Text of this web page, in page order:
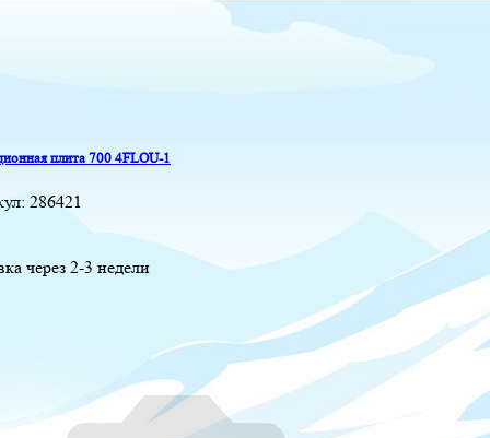
плита 700 4FLOU-1
286421
через 2-3 недели